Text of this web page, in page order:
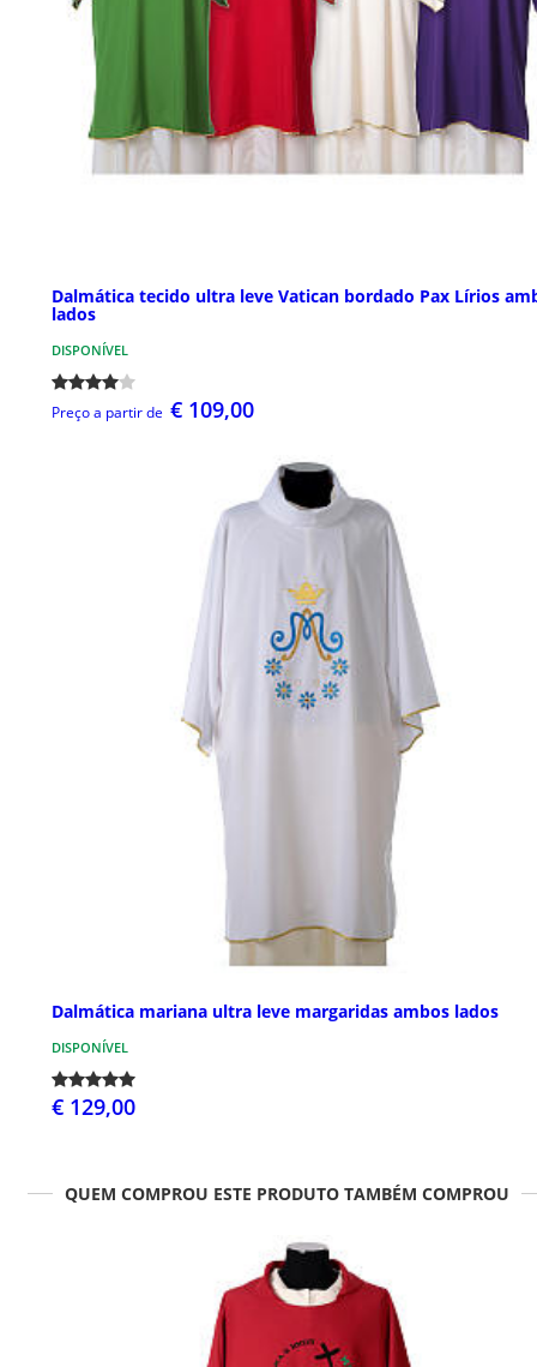
Dalmática tecido ultra leve Vatican bordado Pax Lírios
lados
DISPONÍVEL
Preço a partir de € 109,00
Dalmática mariana ultra leve margaridas ambos lados
DISPONÍVEL
€ 129,00
QUEM COMPROU ESTE PRODUTO TAMBÉM COMPROU